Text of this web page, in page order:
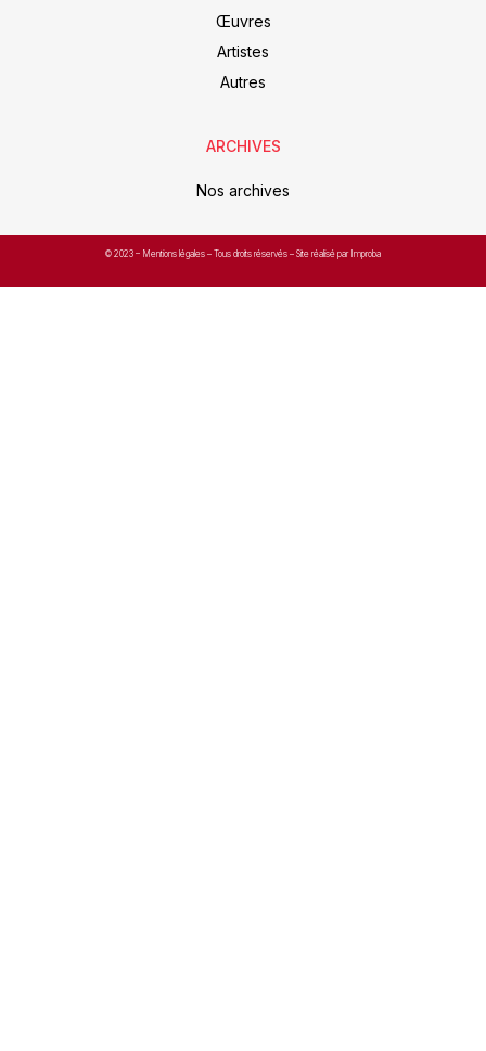
Œuvres
Artistes
Autres
ARCHIVES
Nos archives
© 2023 – Mentions légales – Tous droits réservés – Site réalisé par Improba